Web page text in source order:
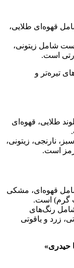
قهوه‌ای طلایی،
شامل زیتونی،
است.
تیره‌تر و
طلایی، قهوه‌ای
نارنجی، زیتونی،
است.
قهوه‌ای، مشکی
گرم) است.
رنگ‌های
زرد و یاقوتی
«مهسا حیدری»